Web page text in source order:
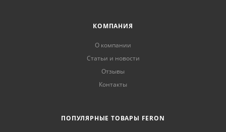
КОМПАНИЯ
О компании
Статьи и новости
Отзывы
Контакты
ПОПУЛЯРНЫЕ ТОВАРЫ FERON